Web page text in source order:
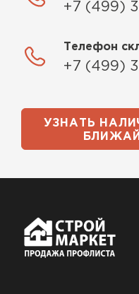
+7 (499)
Телефон
+7 (499)
УЗНАТЬ